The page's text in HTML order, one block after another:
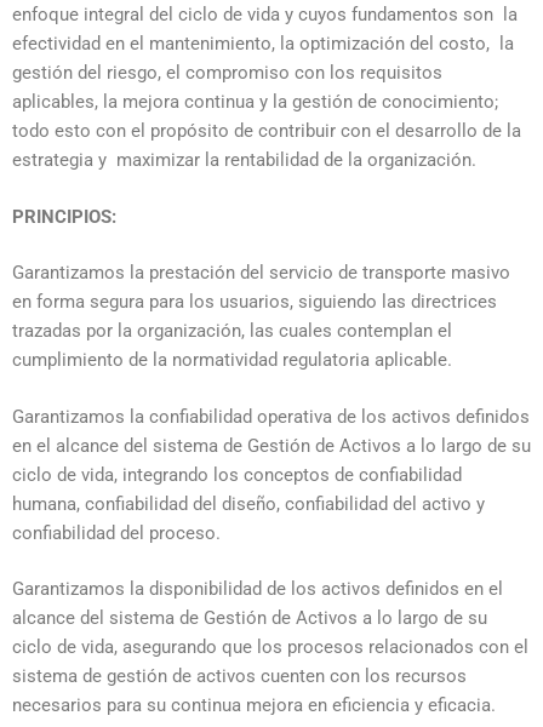
enfoque integral del ciclo de vida y cuyos fundamentos son la
efectividad en el mantenimiento, la optimización del costo, la
gestión del riesgo, el compromiso con los requisitos
aplicables, la mejora continua y la gestión de conocimiento;
todo esto con el propósito de contribuir con el desarrollo de la
estrategia y maximizar la rentabilidad de la organización.
PRINCIPIOS:
Garantizamos la prestación del servicio de transporte masivo
en forma segura para los usuarios, siguiendo las directrices
trazadas por la organización, las cuales contemplan el
cumplimiento de la normatividad regulatoria aplicable.
Garantizamos la confiabilidad operativa de los activos definidos
en el alcance del sistema de Gestión de Activos a lo largo de su
ciclo de vida, integrando los conceptos de confiabilidad
humana, confiabilidad del diseño, confiabilidad del activo y
confiabilidad del proceso.
Garantizamos la disponibilidad de los activos definidos en el
alcance del sistema de Gestión de Activos a lo largo de su
ciclo de vida, asegurando que los procesos relacionados con el
sistema de gestión de activos cuenten con los recursos
necesarios para su continua mejora en eficiencia y eficacia.